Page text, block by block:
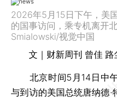
2026年5月15日下午，美
的国事访问，乘专机离开
Smialowski/视觉中国
文｜财新周刊 曾佳 路
北京时间5月14日中午
与到访的美国总统唐纳德